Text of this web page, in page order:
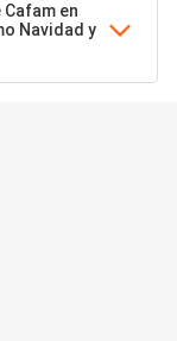
en
Navidad y